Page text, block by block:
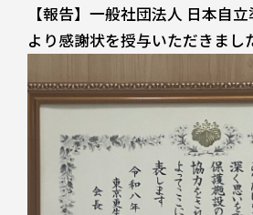
【報告】一般社団法人 日本自
より感謝状を授与いただきまし